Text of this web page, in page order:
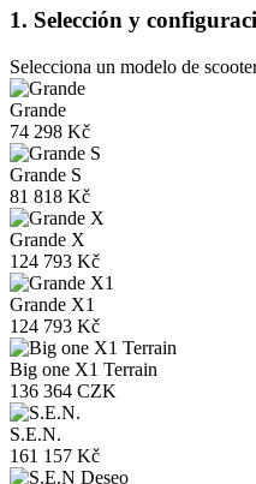
1. Selección y
Selecciona un modelo de
Grande
74 298 Kč
Grande S
81 818 Kč
Grande X
124 793 Kč
Grande X1
124 793 Kč
Big one X1 Terrain
136 364 CZK
S.E.N.
161 157 Kč